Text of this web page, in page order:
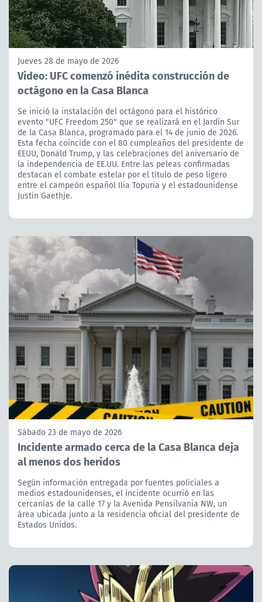
Jueves 28 de mayo de 2026
Video: UFC comenzó inédita construcción de
octágono en la Casa Blanca
Se inició la instalación del octágono para el histórico
evento "UFC Freedom 250" que se realizará en el Jardín Sur
de la Casa Blanca, programado para el 14 de junio de 2026.
Esta fecha coincide con el 80 cumpleaños del presidente de
EEUU, Donald Trump, y las celebraciones del aniversario de
la independencia de EE.UU. Entre las peleas confirmadas
destacan el combate estelar por el título de peso ligero
entre el campeón español Ilia Topuria y el estadounidense
Justin Gaethje.
Sábado 23 de mayo de 2026
Incidente armado cerca de la Casa Blanca deja
al menos dos heridos
Según información entregada por fuentes policiales a
medios estadounidenses, el incidente ocurrió en las
cercanías de la calle 17 y la Avenida Pensilvania NW, un
área ubicada junto a la residencia oficial del presidente de
Estados Unidos.